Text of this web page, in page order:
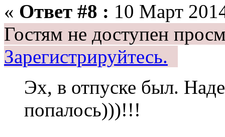
« Ответ #8 : 10 Март
Гостям не доступен
Зарегистрируйтесь.
Эх, в отпуске был.
попалось)))!!!